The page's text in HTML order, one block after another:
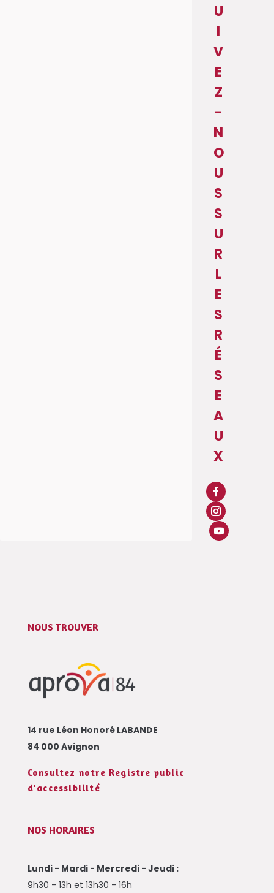
U
I
V
E
Z
-
N
O
U
S
S
U
R
L
E
S
R
É
S
E
A
U
X
NOUS TROUVER
14 rue Léon Honoré LABANDE
84 000 Avignon
Consultez notre Registre public
d'accessibilité
NOS HORAIRES
Lundi - Mardi - Mercredi - Jeudi :
9h30 - 13h et 13h30 - 16h